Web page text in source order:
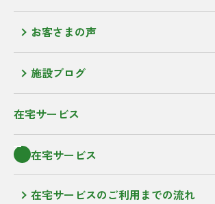
お客さまの声
施設ブログ
在宅サービス
在宅サービス
在宅サービスのご利用までの流れ